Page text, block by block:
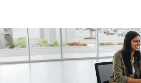
/fragments/plp-details